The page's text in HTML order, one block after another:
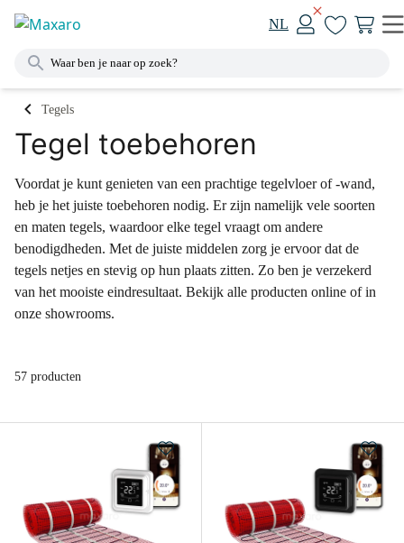
NL
Tegels
Tegel toebehoren
Voordat je kunt genieten van een prachtige tegelvloer of -wand,
heb je het juiste toebehoren nodig. Er zijn namelijk vele soorten
en maten tegels, waardoor elke tegel vraagt om andere
benodigdheden. Met de juiste middelen zorg je ervoor dat de
tegels netjes en stevig op hun plaats zitten. Zo ben je verzekerd
van het mooiste eindresultaat. Bekijk alle producten online of in
onze showrooms.
57 producten